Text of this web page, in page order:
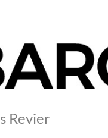
Revier